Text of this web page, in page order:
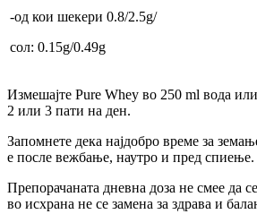
-од кои шекери 0.8/2.5g/
сол: 0.15g/0.49g
Измешајте Pure Whey во 250 ml вода
2 или 3 пати на ден.
Запомнете дека најдобро време за
е после вежбање, наутро и пред спиење.
Препорачаната дневна доза не смее да
во исхрана не се замена за здрава и